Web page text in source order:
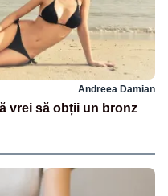
Andreea Damian
vrei să obții un bronz